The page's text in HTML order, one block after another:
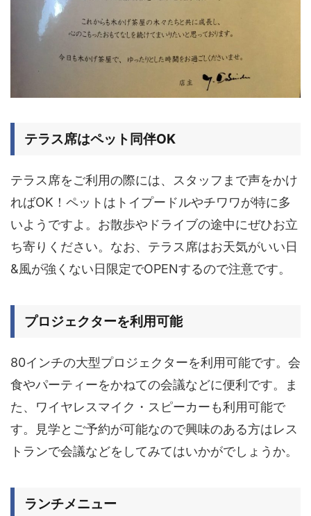
テラス席はペット同伴OK
テラス席をご利用の際には、スタッフまで声をかけ
ればOK！ペットはトイプードルやチワワが特に多
いようですよ。お散歩やドライブの途中にぜひお立
ち寄りください。なお、 テラス席はお天気がいい日
&風が強くない日限定でOPENするので注意です。
プロジェクターを利用可能
80インチの大型プロジェクターを利用可能です。会
食やパーティーをかねての会議などに便利です。ま
た、ワイヤレスマイク・スピーカーも利用可能で
す。見学とご予約が可能なので興味のある方はレス
トランで会議などをしてみてはいかがでしょうか。
ランチメニュー